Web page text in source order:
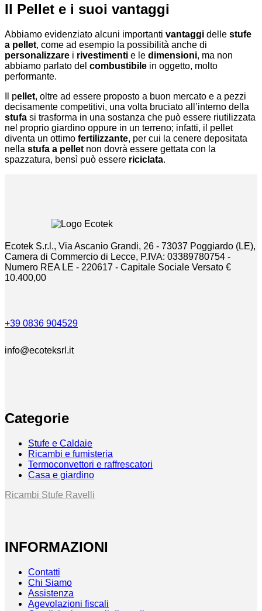
Il Pellet e i suoi vantaggi
Abbiamo evidenziato alcuni importanti vantaggi delle stufe
a pellet, come ad esempio la possibilità anche di
personalizzare i rivestimenti e le dimensioni, ma non
abbiamo parlato del combustibile in oggetto, molto
performante.
Il pellet, oltre ad essere proposto a buon mercato e a pezzi
decisamente competitivi, una volta bruciato all’interno della
stufa si trasforma in una sostanza che può essere riutilizzata
nel proprio giardino oppure in un terreno; infatti, il pellet
diventa un ottimo fertilizzante, per cui la cenere depositata
nella stufa a pellet non dovrà essere gettata con la
spazzatura, bensì può essere riciclata.
Ecotek S.r.l., Via Ascanio Grandi, 26 - 73037 Poggiardo (LE),
Camera di Commercio di Lecce, P.IVA: 03389780754 -
Numero REA LE - 220617 - Capitale Sociale Versato €
10.400,00
+39 0836 904529
info@ecoteksrl.it
Categorie
Stufe e Caldaie
Ricambi e fumisteria
Termoconvettori e raffrescatori
Casa e giardino
Ricambi Stufe Ravelli
INFORMAZIONI
Contatti
Chi Siamo
Assistenza
Agevolazioni fiscali